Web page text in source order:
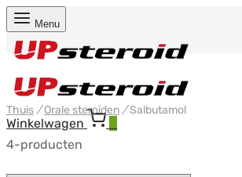
Menu
Winkelwagen
Thuis / Orale steroïden /Salbutamol
4-producten